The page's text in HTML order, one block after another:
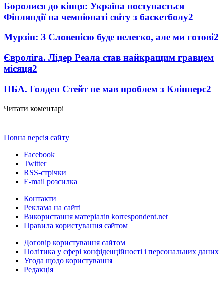
Боролися до кінця: Україна поступається
Фінляндії на чемпіонаті світу з баскетболу2
Мурзін: З Словенією буде нелегко, але ми готові2
Євроліга. Лідер Реала став найкращим гравцем
місяця2
НБА. Голден Стейт не мав проблем з Кліпперс2
Читати коментарі
Повна версія сайту
Facebook
Twitter
RSS-стрічки
E-mail розсилка
Контакти
Реклама на сайті
Використання матеріалів korrespondent.net
Правила користування сайтом
Договір користування сайтом
Політика у сфері конфіденційності і персональних даних
Угода щодо користування
Редакція